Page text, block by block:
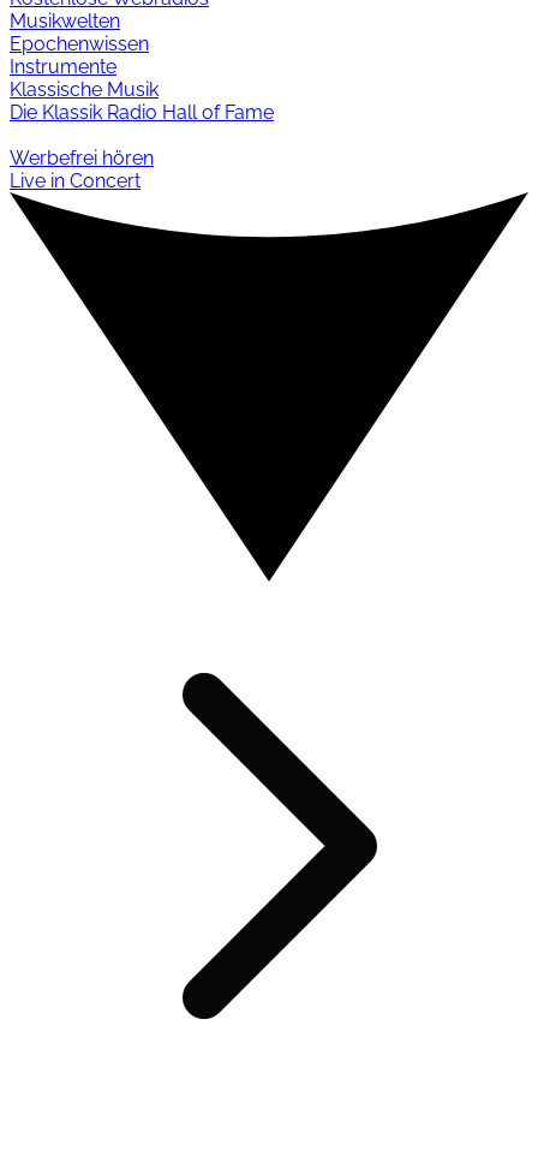
Musikwelten
Epochenwissen
Instrumente
Klassische Musik
Die Klassik Radio Hall of Fame
Werbefrei hören
Live in Concert